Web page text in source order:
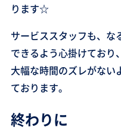
ります☆
サービススタッフも、な
できるよう心掛けており、
大幅な時間のズレがない
ております。
終わりに